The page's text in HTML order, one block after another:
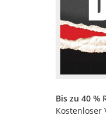
Bis zu 40 %
Kostenloser